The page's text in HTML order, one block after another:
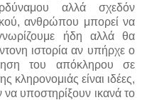
αλλά σχεδόν
ανθρώπου μπορεί να
ήδη αλλά θα
ιστορία αν υπήρχε ο
του απόκληρου σε
κληρονομιάς είναι ιδέες,
υποστηρίξουν ικανά το